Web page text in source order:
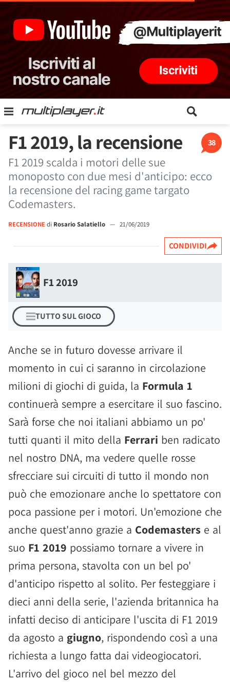
38
F1 2019, la recensione
F1 2019 scalda i motori delle sue
monoposto con due mesi d'anticipo: ecco
la recensione del racing game targato
Codemasters.
RECENSIONEdi Rosario Salatiello — 21/06/2019
CONDIVIDI
F1 2019
TUTTO SUL GIOCO
Anche se in futuro dovesse arrivare il
momento in cui ci saranno in circolazione
milioni di giochi di guida, la Formula 1
continuerà sempre a esercitare il suo fascino.
Sarà forse che noi italiani abbiamo un po'
tutti quanti il mito della Ferrari ben radicato
nel nostro DNA, ma vedere quelle rosse
sfrecciare sui circuiti di tutto il mondo non
può che emozionare anche lo spettatore con
poca passione per i motori. Un'emozione che
anche quest'anno grazie a Codemasters e al
suo F1 2019 possiamo tornare a vivere in
prima persona, stavolta con un bel po'
d'anticipo rispetto al solito. Per festeggiare i
dieci anni della serie, l'azienda britannica ha
infatti deciso di anticipare l'uscita di F1 2019
da agosto a giugno, rispondendo così a una
richiesta a lungo fatta dai videogiocatori.
L'arrivo del gioco nel bel mezzo del